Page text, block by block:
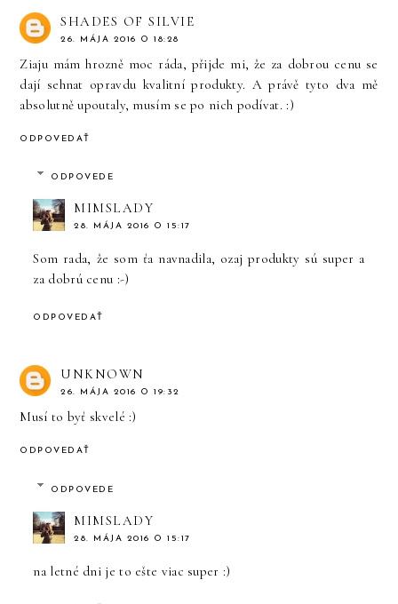
SHADES OF SILVIE
26. MÁJA 2016 O 18:28
Ziaju mám hrozně moc ráda, přijde mi, že za dobrou cenu se
dají sehnat opravdu kvalitní produkty. A právě tyto dva mě
absolutně upoutaly, musím se po nich podívat. :)
ODPOVEDAŤ
ODPOVEDE
MIMSLADY
28. MÁJA 2016 O 15:17
Som rada, že som ťa navnadila, ozaj produkty sú super a
za dobrú cenu :-)
ODPOVEDAŤ
UNKNOWN
26. MÁJA 2016 O 19:32
Musí to byť skvelé :)
ODPOVEDAŤ
ODPOVEDE
MIMSLADY
28. MÁJA 2016 O 15:17
na letné dni je to ešte viac super :)